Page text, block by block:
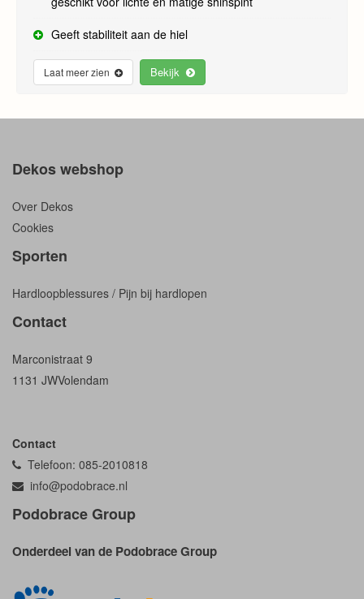
Geeft stabiliteit aan de hiel
Laat meer zien Bekijk
Dekos webshop
Over Dekos
Cookies
Sporten
Hardloopblessures / Pijn bij hardlopen
Contact
Marconistraat 9
1131 JWVolendam
Contact
Telefoon: 085-2010818
info@podobrace.nl
Podobrace Group
Onderdeel van de Podobrace Group